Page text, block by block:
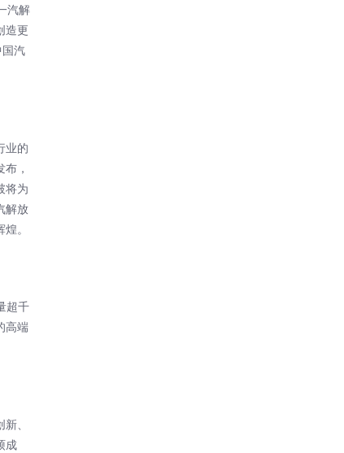
汽解
造更
汽
业的
，
将为
解放
。
超千
高端
、
成